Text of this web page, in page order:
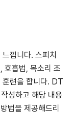
낍니다. 스피치
호흡법, 목소리 조
훈련을 합니다. DT
성하고 해당 내용
법을 제공해드리